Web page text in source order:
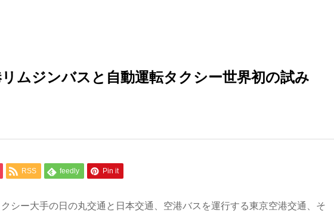
ムジンバスと自動運転タクシー世界初の試み
RSS feedly Pin it
シー大手の日の丸交通と日本交通、空港バスを運行する東京空港交通、そ